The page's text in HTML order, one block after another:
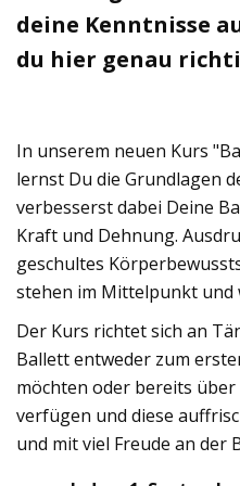
deine Kenntnisse
du hier genau
In unserem neuen Kurs
lernst Du die Grundlagen
verbesserst dabei Deine
Kraft und Dehnung.
geschultes
stehen im Mittelpunkt und
Der Kurs richtet sich an
Ballett entweder zum
möchten oder bereits
verfügen und diese
und mit viel Freude an der